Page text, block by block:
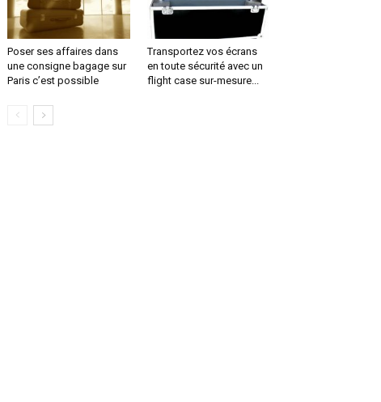
Poser ses affaires dans
une consigne bagage sur
Paris c’est possible
Transportez vos écrans
en toute sécurité avec un
flight case sur-mesure...